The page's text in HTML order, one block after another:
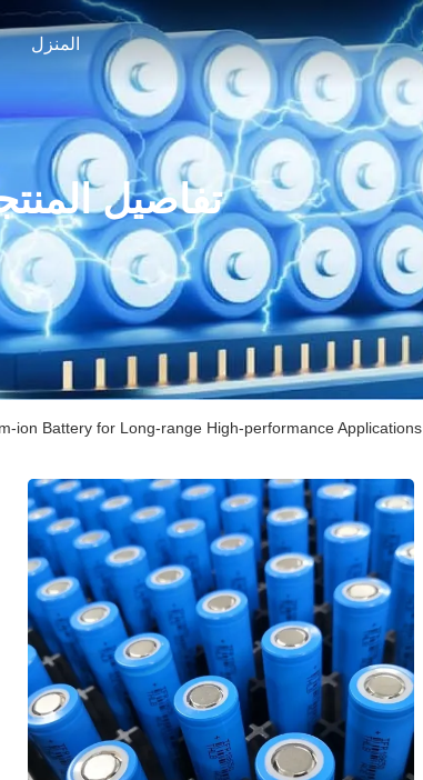
المنزل
تفاصيل
ion Battery for Long-range High-performance Applications